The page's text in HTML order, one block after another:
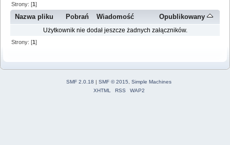
Strony: [1]
Nazwa pliku Pobrań Wiadomość Opublikowany
Użytkownik nie dodał jeszcze żadnych załączników.
Strony: [1]
SMF 2.0.18 | SMF © 2015
Simple Machines
XHTML
RSS WAP2